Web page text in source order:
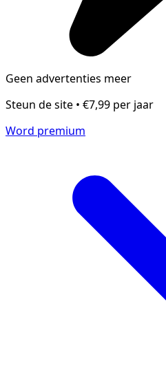
Geen advertenties meer
Steun de site • €7,99 per jaar
Word premium